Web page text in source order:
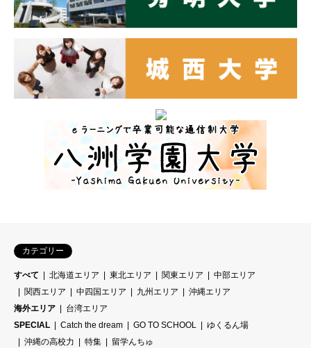
カテゴリー
すべて 北海道エリア 東北エリア 関東エリア
中部エリア
関西エリア
中四国エリア 九州エリア
沖縄エリア
海外エリア
台湾エリア
SPECIAL
Catch the dream GO TO SCHOOL
ゆくるん場
沖縄の高校力
特集 留学んちゅ